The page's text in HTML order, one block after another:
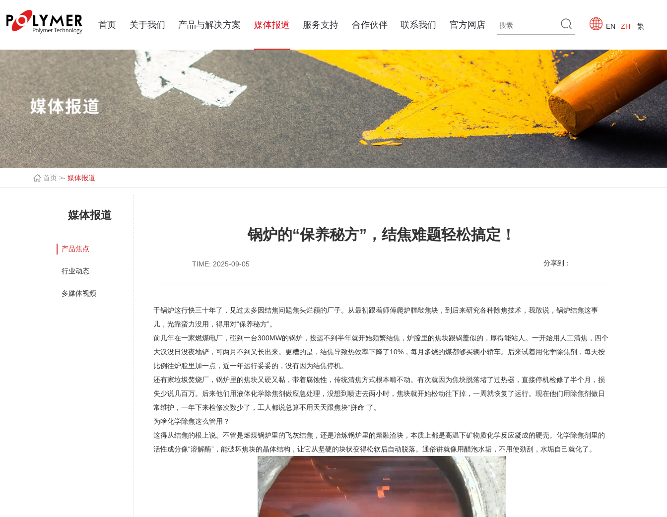
首页 关于我们 产品与解决方案 媒体报道 服务支持 合作伙伴 联系我们 官方网店 EN ZH 繁
首页 >-媒体报道
媒体报道
产品焦点
行业动态
多媒体视频
锅炉的“保养秘方”，结焦难题轻松搞定！
TIME: 2025-09-05 分享到：
干锅炉这行快三十年了，见过太多因结焦问题焦头烂额的厂子。从最初跟着师傅爬炉膛敲焦块，到后来研究各种除焦技术，我敢说，锅炉结焦这事
儿，光靠蛮力没用，得用对“保养秘方”。
前几年在一家燃煤电厂，碰到一台300MW的锅炉，投运不到半年就开始频繁结焦，炉膛里的焦块跟锅盖似的，厚得能站人。一开始用人工清焦，四个
大汉没日没夜地铲，可两月不到又长出来。更糟的是，结焦导致热效率下降了10%，每月多烧的煤都够买辆小轿车。后来试着用化学除焦剂，每天按
比例往炉膛里加一点，近一年运行妥妥的，没有因为结焦停机。
还有家垃圾焚烧厂，锅炉里的焦块又硬又黏，带着腐蚀性，传统清焦方式根本啃不动。有次就因为焦块脱落堵了过热器，直接停机检修了半个月，损
失少说几百万。后来他们用液体化学除焦剂做应急处理，没想到喷进去两小时，焦块就开始松动往下掉，一周就恢复了运行。现在他们用除焦剂做日
常维护，一年下来检修次数少了，工人都说总算不用天天跟焦块“拼命”了。
为啥化学除焦这么管用？
这得从结焦的根上说。不管是燃煤锅炉里的飞灰结焦，还是冶炼锅炉里的熔融渣块，本质上都是高温下矿物质化学反应凝成的硬壳。化学除焦剂里的
活性成分像“溶解酶”，能破坏焦块的晶体结构，让它从坚硬的块状变得松软后自动脱落。通俗讲就像用醋泡水垢，不用使劲刮，水垢自己就化了。